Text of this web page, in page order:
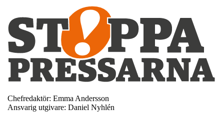
Chefredaktör: Emma Andersson
Ansvarig utgivare: Daniel Nyhlén